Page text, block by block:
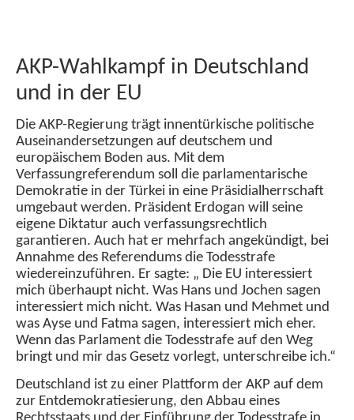
AKP-Wahlkampf in Deutschland
und in der EU
Die AKP-Regierung trägt innentürkische politische
Auseinandersetzungen auf deutschem und
europäischem Boden aus. Mit dem
Verfassungreferendum soll die parlamentarische
Demokratie in der Türkei in eine Präsidialherrschaft
umgebaut werden. Präsident Erdogan will seine
eigene Diktatur auch verfassungsrechtlich
garantieren. Auch hat er mehrfach angekündigt, bei
Annahme des Referendums die Todesstrafe
wiedereinzuführen. Er sagte: „ Die EU interessiert
mich überhaupt nicht. Was Hans und Jochen sagen
interessiert mich nicht. Was Hasan und Mehmet und
was Ayse und Fatma sagen, interessiert mich eher.
Wenn das Parlament die Todesstrafe auf den Weg
bringt und mir das Gesetz vorlegt, unterschreibe ich.“
Deutschland ist zu einer Plattform der AKP auf dem
zur Entdemokratiesierung, den Abbau eines